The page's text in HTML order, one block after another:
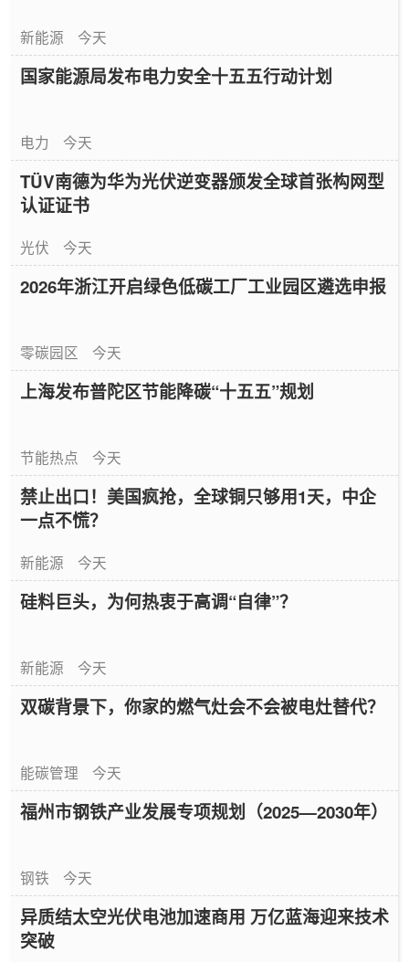
新能源 今天
国家能源局发布电力安全十五五行动计划
电力 今天
TÜV南德为华为光伏逆变器颁发全球首张构网型
认证证书
光伏 今天
2026年浙江开启绿色低碳工厂工业园区遴选申报
零碳园区 今天
上海发布普陀区节能降碳“十五五”规划
节能热点 今天
禁止出口！美国疯抢，全球铜只够用1天，中企
一点不慌？
新能源 今天
硅料巨头，为何热衷于高调“自律”？
新能源 今天
双碳背景下，你家的燃气灶会不会被电灶替代？
能碳管理 今天
福州市钢铁产业发展专项规划（2025—2030年）
钢铁 今天
异质结太空光伏电池加速商用 万亿蓝海迎来技术
突破